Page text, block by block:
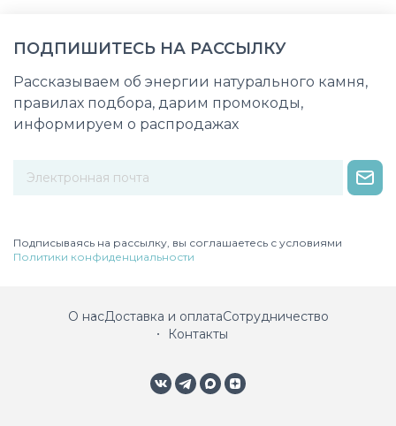
ПОДПИШИТЕСЬ НА РАССЫЛКУ
Рассказываем об энергии натурального камня,
правилах подбора, дарим промокоды,
информируем о распродажах
Подписываясь на рассылку, вы соглашаетесь с условиями
Политики конфиденциальности
О насДоставка и оплатаСотрудничество
Контакты